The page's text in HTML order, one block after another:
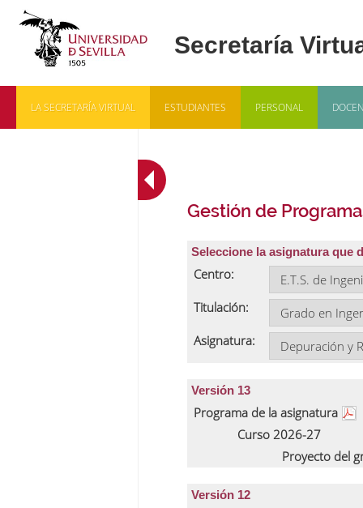
LA SECRETARÍA VIRTUAL ESTUDIANTES PERSONAL
Gestión de
Seleccione la asignatura que
Centro:
Titulación:
Asignatura:
Versión 13
Programa de la asignatura
Curso 2026-27
Proyecto del
Versión 12